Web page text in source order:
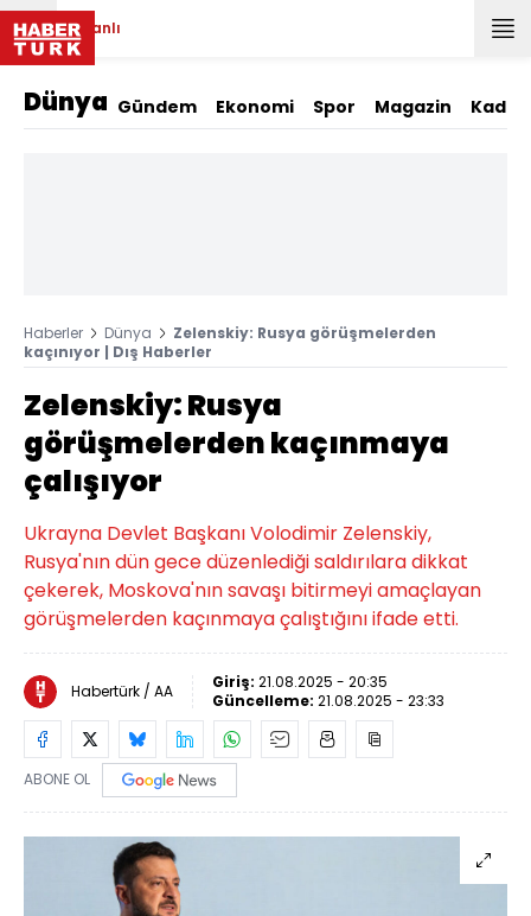
Canlı
Dünya Gündem Ekonomi Spor Magazin Kadın
Haberler Dünya
Zelenskiy: Rusya görüşmelerden
kaçınıyor | Dış Haberler
Zelenskiy: Rusya
görüşmelerden kaçınmaya
çalışıyor
Ukrayna Devlet Başkanı Volodimir Zelenskiy,
Rusya'nın dün gece düzenlediği saldırılara dikkat
çekerek, Moskova'nın savaşı bitirmeyi amaçlayan
görüşmelerden kaçınmaya çalıştığını ifade etti.
Habertürk / AA Giriş: 21.08.2025 - 20:35
Güncelleme: 21.08.2025 - 23:33
ABONE OL